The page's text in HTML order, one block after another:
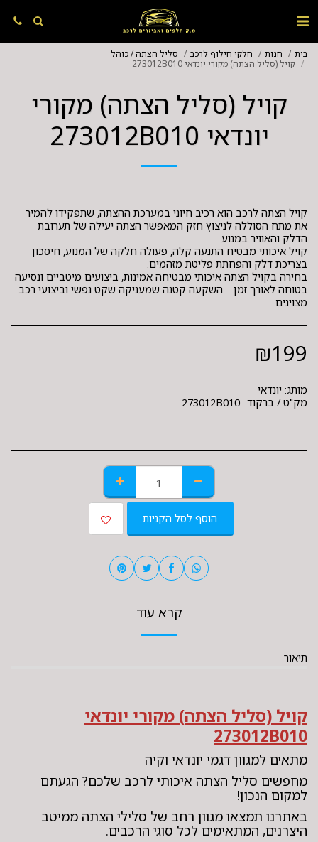
בית חנות חלקי חילוף לרכב
סליל הצתה / כוהל
קויל (סליל הצתה) מקורי יונדאי 273012B010
קויל (סליל הצתה) מקורי
יונדאי 273012B010
קויל הצתה לרכב הוא רכיב חיוני במערכת ההצתה, שתפקידו להמיר
את מתח הסוללה לניצוץ חזק המאפשר הצתה יעילה של תערובת
קויל איכותי מבטיח התנעה קלה, פעולה חלקה של המנוע, חיסכון
בחירה בקויל הצתה איכותי מבטיחה אמינות, ביצועים מיטביים ונסיעה
בטוחה לאורך זמן – השקעה קטנה שמעניקה שקט נפשי וביצועי רכב
מצוינים.
₪199
מותג: יונדאי
מק"ט / ברקוד:: 273012B010
הוסף לסל הקניות
קרא עוד
תיאור
קויל (סליל הצתה) מקורי יונדאי
273012B010
מתאים למגוון דגמי יונדאי וקיה
מחפשים סליל הצתה איכותי לרכב שלכם? הגעתם
למקום הנכון!
באתרנו תמצאו מגוון רחב של סלילי הצתה ממיטב
היצרנים, המתאימים לכל סוגי הרכבים.